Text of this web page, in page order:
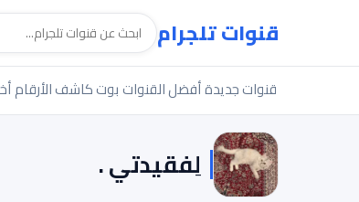
قنوات تلجرام
قنوات جديدةأفضل القنواتبوت كاشف الأرقام
لِفقيدتي .